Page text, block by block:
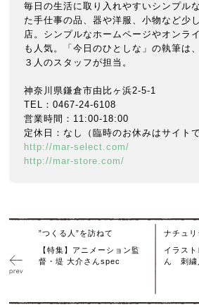
毎日の生活に取り入れやすいシンプル
た手仕事の品、器や洋服、小物など少
店。シンプルなホームページやオンラ
も人気。「今日のひとしな」の執筆は
３人のスタッフが担当。
神奈川県鎌倉市由比ヶ浜2-5-1
TEL：0467-24-6108
営業時間：11:00-18:00
定休日：なし（臨時のお休みはサイト
http://mar-select.com/
http://mar-store.com/
”つくる人”を訪ねて
【特集】アニメーション監
督・堤 大介さんspec
ナチュリ
イラス
ん 刺繍